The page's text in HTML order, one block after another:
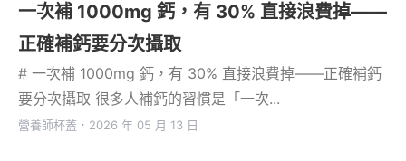
一次補 1000mg 鈣，有 30% 直接浪費掉——
正確補鈣要分次攝取
# 一次補 1000mg 鈣，有 30% 直接浪費掉——正確補鈣
要分次攝取 很多人補鈣的習慣是「一次...
營養師杯蓋 ． 2026 年 05 月 13 日